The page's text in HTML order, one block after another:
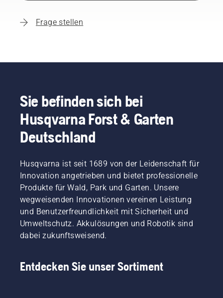
Frage stellen
Sie befinden sich bei
Husqvarna Forst & Garten
Deutschland
Husqvarna ist seit 1689 von der Leidenschaft für
Innovation angetrieben und bietet professionelle
Produkte für Wald, Park und Garten. Unsere
wegweisenden Innovationen vereinen Leistung
und Benutzerfreundlichkeit mit Sicherheit und
Umweltschutz. Akkulösungen und Robotik sind
dabei zukunftsweisend.
Entdecken Sie unser Sortiment